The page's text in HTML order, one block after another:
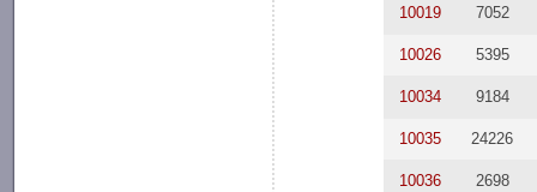
10019 7052
10026 5395
10034 9184
10035 24226
10036 2698